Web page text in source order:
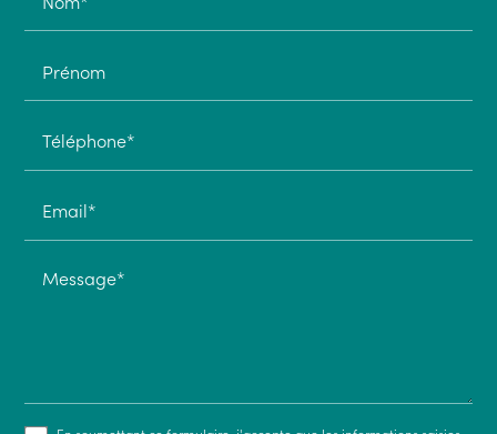
Prénom
Téléphone*
Email*
Message*